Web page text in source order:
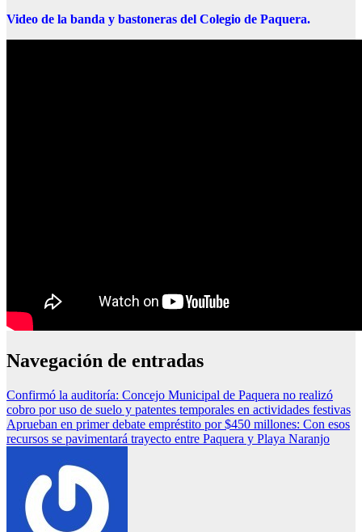
Video de la banda y bastoneras del Colegio de Paquera.
Navegación de entradas
Confirmó la auditoría: Concejo Municipal de Paquera no realizó
cobro por uso de suelo y patentes temporales en actividades festivas
Aprueban en primer debate empréstito por $450 millones: Con esos
recursos se pavimentará trayecto entre Paquera y Playa Naranjo